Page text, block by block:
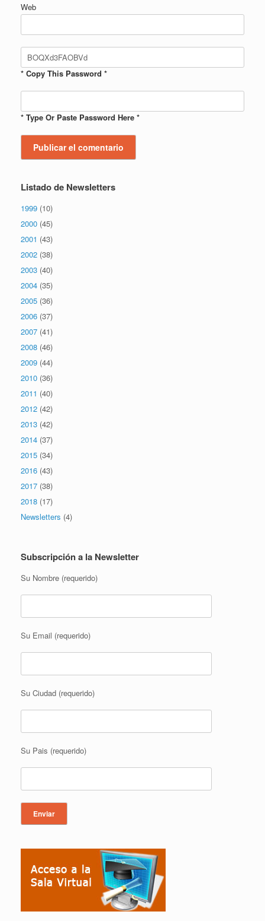
Web
* Copy This Password *
* Type Or Paste Password Here *
Listado de Newsletters
1999 (10)
2000 (45)
2001 (43)
2002 (38)
2003 (40)
2004 (35)
2005 (36)
2006 (37)
2007 (41)
2008 (46)
2009 (44)
2010 (36)
2011 (40)
2012 (42)
2013 (42)
2014 (37)
2015 (34)
2016 (43)
2017 (38)
2018 (17)
Newsletters (4)
Subscripción a la Newsletter
Su Nombre (requerido)
Su Email (requerido)
Su Ciudad (requerido)
Su Pais (requerido)